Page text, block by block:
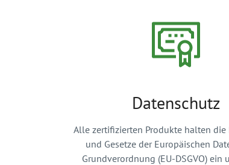
Datenschutz
Alle zertifizierten Produkte halten die
und Gesetze der Europäischen
Grundverordnung (EU-DSGVO) ein